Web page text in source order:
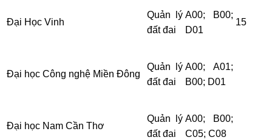
Đại Học Vinh
Quản lý
đất đai
A00; B00;
D01
15
Đại học Công nghệ Miền Đông
Quản lý
đất đai
A00; A01;
B00; D01
Đại học Nam Cần Thơ
Quản lý
đất đai
A00; B00;
C05; C08